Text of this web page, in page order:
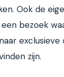
Ook de
een bezoek
zijn.